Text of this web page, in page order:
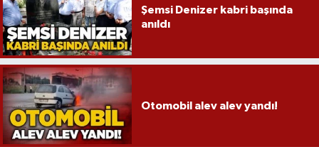
Şemsi Denizer kabri başında
anıldı
Otomobil alev alev yandı!